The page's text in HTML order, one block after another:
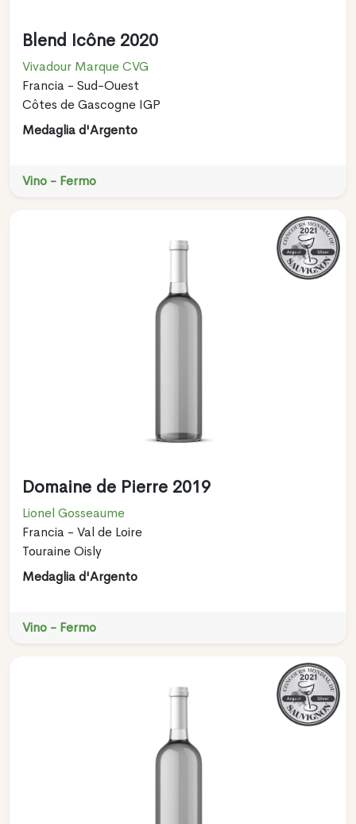
Blend Icône 2020
Vivadour Marque CVG
Francia - Sud-Ouest
Côtes de Gascogne IGP
Medaglia d'Argento
Vino - Fermo
Domaine de Pierre 2019
Lionel Gosseaume
Francia - Val de Loire
Touraine Oisly
Medaglia d'Argento
Vino - Fermo